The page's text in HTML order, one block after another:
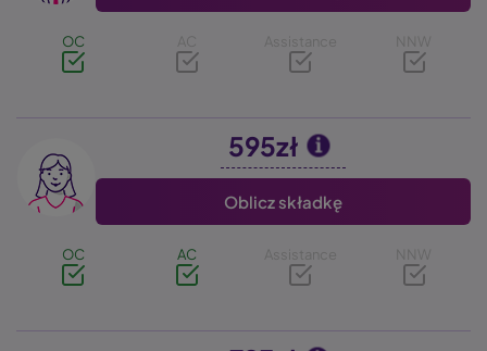
OC AC Assistance NNW
Image 595zł
Oblicz składkę
OC AC Assistance NNW